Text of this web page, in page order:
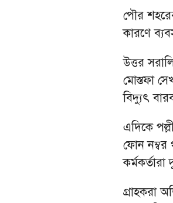
পৌর
কারণে
উত্তর
মোস্তফা
বিদ্যুৎ
এদিকে
ফোন নম্বর
গ্রাহকরা